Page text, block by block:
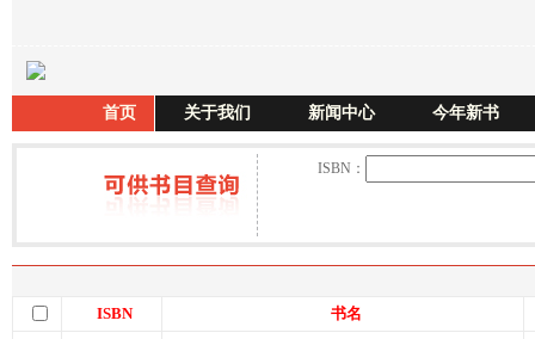
首页 关于我们 新闻中心 今年新书
ISBN：
ISBN 书名